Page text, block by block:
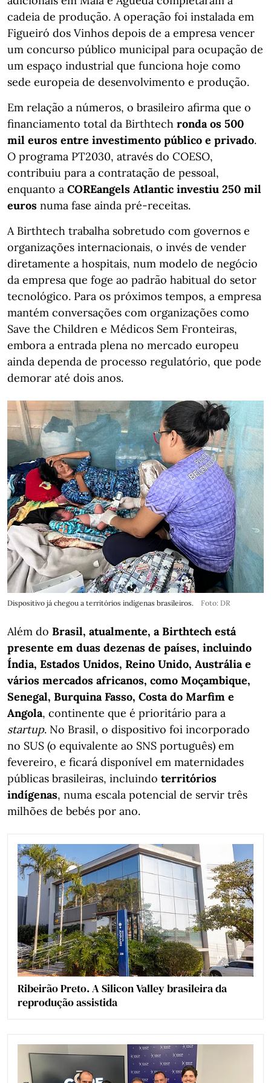
cadeia de produção. A operação foi instalada em
Figueiró dos Vinhos depois de a empresa vencer
um concurso público municipal para ocupação de
um espaço industrial que funciona hoje como
sede europeia de desenvolvimento e produção.
Em relação a números, o brasileiro afirma que o
financiamento total da Birthtech ronda os 500
mil euros entre investimento público e privado.
O programa PT2030, através do COESO,
contribuiu para a contratação de pessoal,
enquanto a COREangels Atlantic investiu 250 mil
euros numa fase ainda pré-receitas.
A Birthtech trabalha sobretudo com governos e
organizações internacionais, o invés de vender
diretamente a hospitais, num modelo de negócio
da empresa que foge ao padrão habitual do setor
tecnológico. Para os próximos tempos, a empresa
mantém conversações com organizações como
Save the Children e Médicos Sem Fronteiras,
embora a entrada plena no mercado europeu
ainda dependa de processo regulatório, que pode
demorar até dois anos.
Dispositivo já chegou a territórios indígenas brasileiros. Foto: DR
Além do Brasil, atualmente, a Birthtech está
presente em duas dezenas de países, incluindo
Índia, Estados Unidos, Reino Unido, Austrália e
vários mercados africanos, como Moçambique,
Senegal, Burquina Fasso, Costa do Marfim e
Angola, continente que é prioritário para a
startup. No Brasil, o dispositivo foi incorporado
no SUS (o equivalente ao SNS português) em
fevereiro, e ficará disponível em maternidades
públicas brasileiras, incluindo territórios
indígenas, numa escala potencial de servir três
milhões de bebés por ano.
Ribeirão Preto. A Silicon Valley brasileira da
reprodução assistida